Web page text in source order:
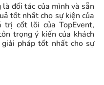
đối tác của mình và sẵn
tốt nhất cho sự kiện của
cốt lõi của TopEvent,
trọng ý kiến của khách
pháp tốt nhất cho sự